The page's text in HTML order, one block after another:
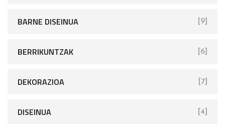
BARNE DISEINUA [9]
BERRIKUNTZAK [6]
DEKORAZIOA [7]
DISEINUA [4]